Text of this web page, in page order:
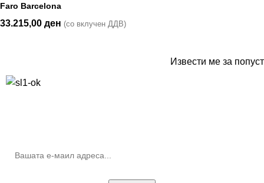
Faro Barcelona
33.215,00 ден (со вклучен ДДВ)
Извести ме за попуст